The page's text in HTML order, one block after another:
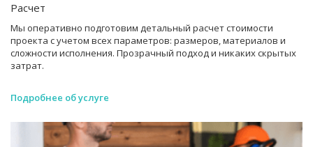
Расчет
Мы оперативно подготовим детальный расчет стоимости
проекта с учетом всех параметров: размеров, материалов и
сложности исполнения. Прозрачный подход и никаких скрытых
затрат.
Подробнее об услуге